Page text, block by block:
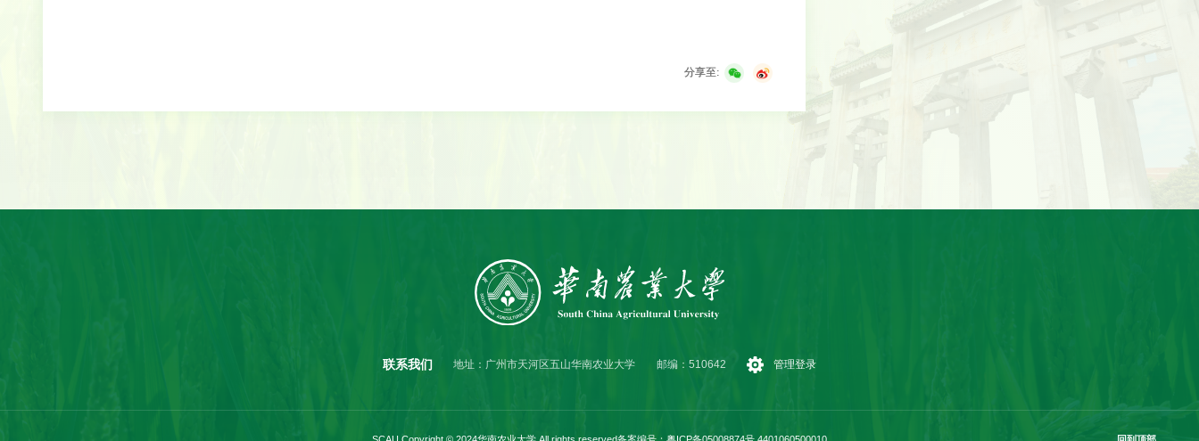
分享至:
联系我们 地址：广州市天河区五山华南农业大学 邮编：510642 管理登录